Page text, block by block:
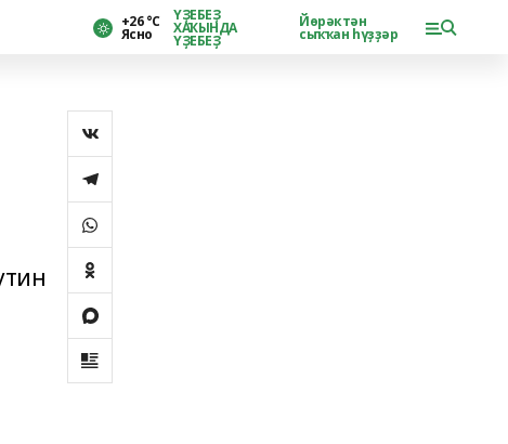
+26 °С
Ясно
ҮҘЕБЕҘ
ХАҠЫНДА
ҮҘЕБЕҘ
Йөрәктән
сыҡҡан һүҙҙәр